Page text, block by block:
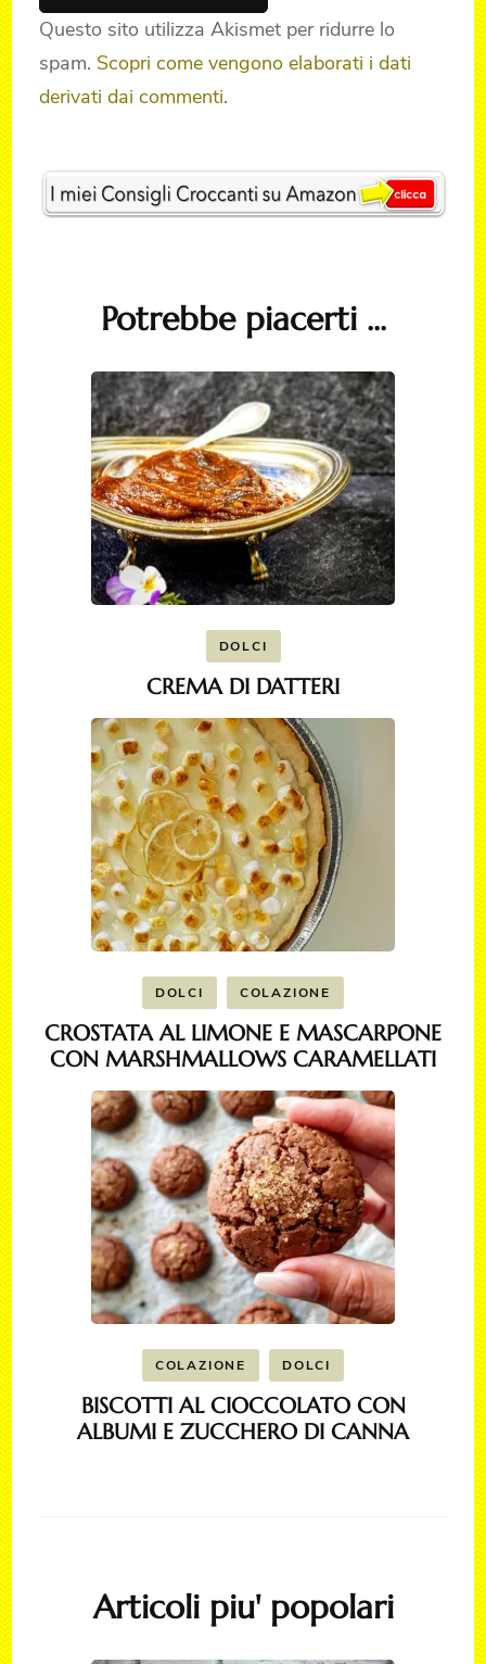
Questo sito utilizza Akismet per ridurre lo
spam. Scopri come vengono elaborati i dati
derivati dai commenti.
Navigation
Potrebbe piacerti ...
DOLCI
CREMA DI DATTERI
DOLCI COLAZIONE
CROSTATA AL LIMONE E MASCARPONE
CON MARSHMALLOWS CARAMELLATI
COLAZIONE DOLCI
BISCOTTI AL CIOCCOLATO CON
ALBUMI E ZUCCHERO DI CANNA
Articoli piu' popolari